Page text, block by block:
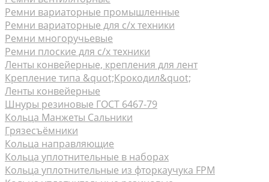
Ремни вариаторные промышленные
Ремни вариаторные для с/х техники
Ремни многоручьевые
Ремни плоские для с/х техники
Ленты конвейерные, крепления для лент
Крепление типа &quot;Крокодил&quot;
Ленты конвейерные
Шнуры резиновые ГОСТ 6467-79
Кольца Манжеты Сальники
Грязесъёмники
Кольца направляющие
Кольца уплотнительные в наборах
Кольца уплотнительные из фторкаучука FPM